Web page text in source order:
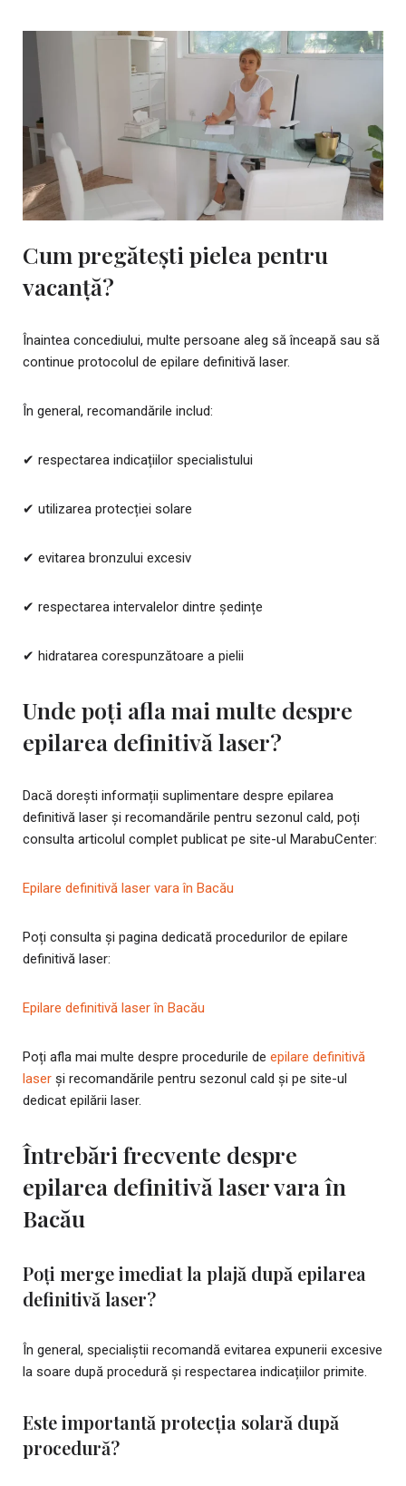
Cum pregătești pielea pentru
vacanță?
Înaintea concediului, multe persoane aleg să înceapă sau să
continue protocolul de epilare definitivă laser.
În general, recomandările includ:
✔ respectarea indicațiilor specialistului
✔ utilizarea protecției solare
✔ evitarea bronzului excesiv
✔ respectarea intervalelor dintre ședințe
✔ hidratarea corespunzătoare a pielii
Unde poți afla mai multe despre
epilarea definitivă laser?
Dacă dorești informații suplimentare despre epilarea
definitivă laser și recomandările pentru sezonul cald, poți
consulta articolul complet publicat pe site-ul MarabuCenter:
Epilare definitivă laser vara în Bacău
Poți consulta și pagina dedicată procedurilor de epilare
definitivă laser:
Epilare definitivă laser în Bacău
Poți afla mai multe despre procedurile de epilare definitivă
laser și recomandările pentru sezonul cald și pe site-ul
dedicat epilării laser.
Întrebări frecvente despre
epilarea definitivă laser vara în
Bacău
Poți merge imediat la plajă după epilarea
definitivă laser?
În general, specialiștii recomandă evitarea expunerii excesive
la soare după procedură și respectarea indicațiilor primite.
Este importantă protecția solară după
procedură?